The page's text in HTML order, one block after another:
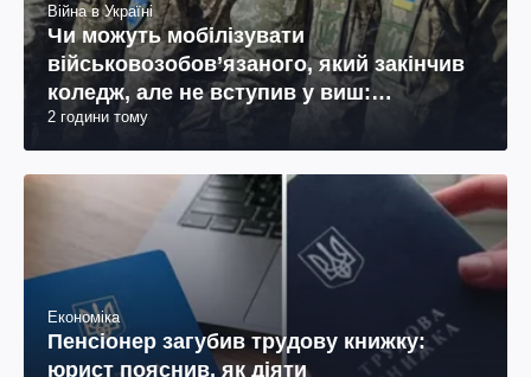
Війна в Україні
Чи можуть мобілізувати
військовозобов’язаного, який закінчив
коледж, але не вступив у виш:
пояснення юриста
2 години тому
Економіка
Пенсіонер загубив трудову книжку:
юрист пояснив, як діяти